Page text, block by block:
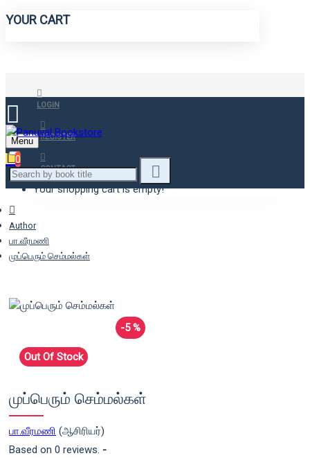
YOUR CART
LOGIN
REGISTER
CONTACT
Menu
0
Your shopping cart is empty!
Author
பா.வீரமணி
முப்பெரும் செம்மல்கள்
-5 %
Out Of Stock
முப்பெரும் செம்மல்கள்
பா.வீரமணி (ஆசிரியர்)
Based on 0 reviews. -